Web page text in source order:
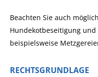
Beachten Sie auch
Hundekotbeseitigung
beispielsweise
RECHTSGRUNDLAGE